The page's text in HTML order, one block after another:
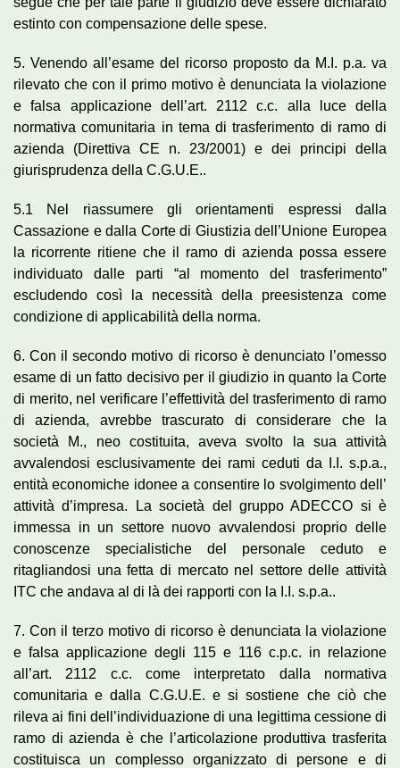
estinto con compensazione delle spese.
5. Venendo all’esame del ricorso proposto da M.I. p.a. va
rilevato che con il primo motivo è denunciata la violazione
e falsa applicazione dell’art. 2112 c.c. alla luce della
normativa comunitaria in tema di trasferimento di ramo di
azienda (Direttiva CE n. 23/2001) e dei principi della
giurisprudenza della C.G.U.E..
5.1 Nel riassumere gli orientamenti espressi dalla
Cassazione e dalla Corte di Giustizia dell’Unione Europea
la ricorrente ritiene che il ramo di azienda possa essere
individuato dalle parti “al momento del trasferimento”
escludendo così la necessità della preesistenza come
condizione di applicabilità della norma.
6. Con il secondo motivo di ricorso è denunciato l’omesso
esame di un fatto decisivo per il giudizio in quanto la Corte
di merito, nel verificare l’effettività del trasferimento di ramo
di azienda, avrebbe trascurato di considerare che la
società M., neo costituita, aveva svolto la sua attività
avvalendosi esclusivamente dei rami ceduti da I.I. s.p.a.,
entità economiche idonee a consentire lo svolgimento dell’
attività d’impresa. La società del gruppo ADECCO si è
immessa in un settore nuovo avvalendosi proprio delle
conoscenze specialistiche del personale ceduto e
ritagliandosi una fetta di mercato nel settore delle attività
ITC che andava al di là dei rapporti con la I.I. s.p.a..
7. Con il terzo motivo di ricorso è denunciata la violazione
e falsa applicazione degli 115 e 116 c.p.c. in relazione
all’art. 2112 c.c. come interpretato dalla normativa
comunitaria e dalla C.G.U.E. e si sostiene che ciò che
rileva ai fini dell’individuazione di una legittima cessione di
ramo di azienda è che l’articolazione produttiva trasferita
costituisca un complesso organizzato di persone e di